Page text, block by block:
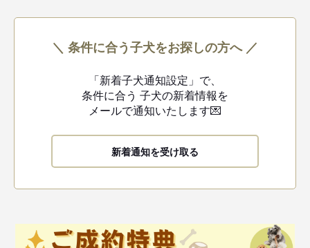
＼ 条件に合う子犬をお探しの方へ ／
「新着子犬通知設定」で、
条件に合う 子犬の新着情報を
メールで通知いたします💌
新着通知を受け取る